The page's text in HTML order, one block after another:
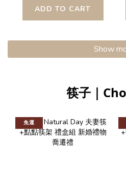
ADD TO CART
Show
筷子｜
免運